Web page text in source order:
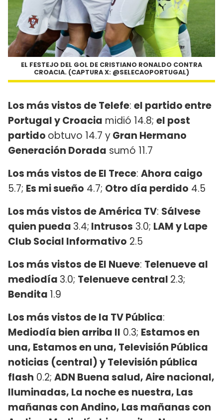
EL FESTEJO DEL GOL DE CRISTIANO RONALDO CONTRA
CROACIA. (CAPTURA X: @SELECAOPORTUGAL)
Los más vistos de Telefe: el partido entre
Portugal y Croacia midió 14.8; el post
partido obtuvo 14.7 yGran Hermano
Generación Dorada sumó 11.7
Los más vistos de El Trece: Ahora caigo
5.7; Es mi sueño 4.7; Otro día perdido 4.5
Los más vistos de América TV: Sálvese
quien pueda 3.4; Intrusos 3.0; LAM y Lape
Club Social Informativo 2.5
Los más vistos de El Nueve: Telenueve al
mediodía 3.0; Telenueve central 2.3;
Bendita 1.9
Los más vistos de la TV Pública:
Mediodía bien arriba II 0.3; Estamos en
una, Estamos en una, Televisión Pública
noticias (central) y Televisión pública
flash 0.2; ADN Buena salud, Aire nacional,
Iluminadas, La noche es nuestra, Las
mañanas con Andino, Las mañanas con